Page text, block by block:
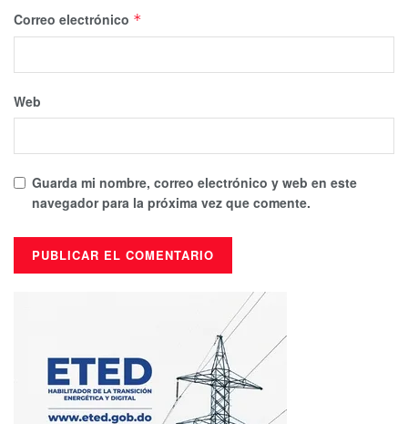
Correo electrónico *
Web
Guarda mi nombre, correo electrónico y web en este
navegador para la próxima vez que comente.